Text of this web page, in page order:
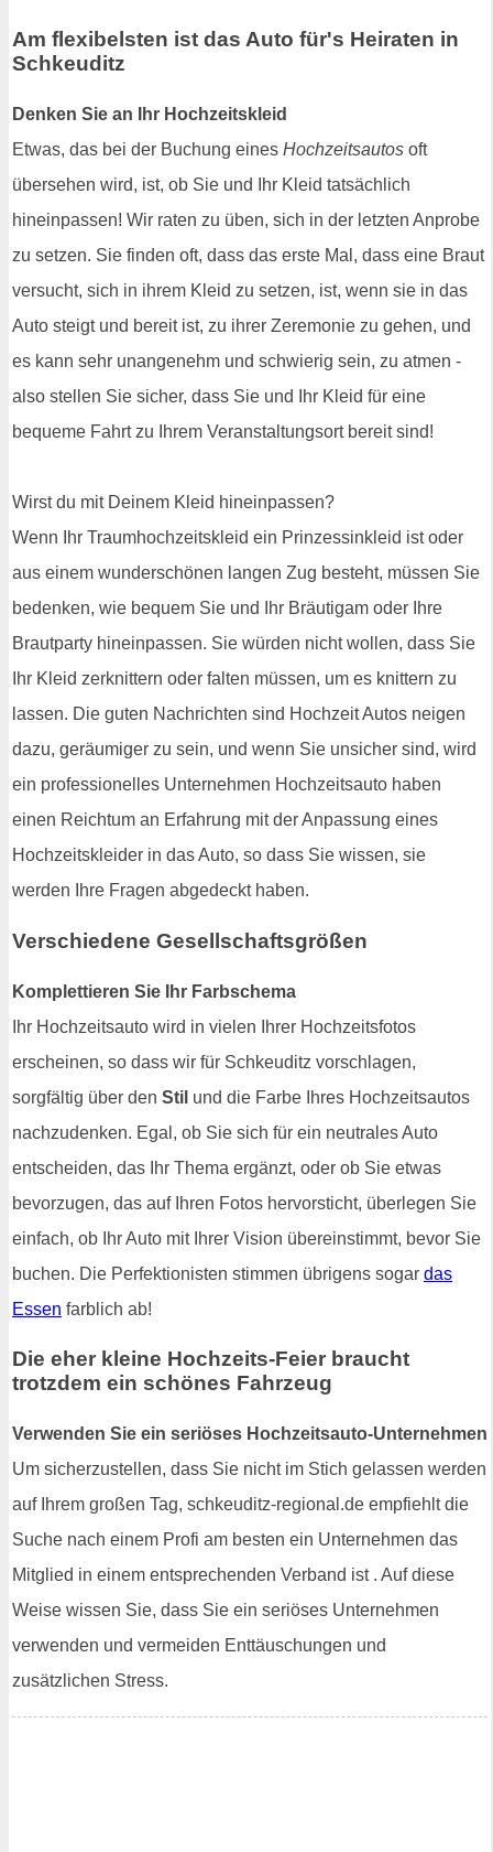
Am flexibelsten ist das Auto für's Heiraten in
Schkeuditz
Denken Sie an Ihr Hochzeitskleid
Etwas, das bei der Buchung eines Hochzeitsautos oft
übersehen wird, ist, ob Sie und Ihr Kleid tatsächlich
hineinpassen! Wir raten zu üben, sich in der letzten Anprobe
zu setzen. Sie finden oft, dass das erste Mal, dass eine Braut
versucht, sich in ihrem Kleid zu setzen, ist, wenn sie in das
Auto steigt und bereit ist, zu ihrer Zeremonie zu gehen, und
es kann sehr unangenehm und schwierig sein, zu atmen -
also stellen Sie sicher, dass Sie und Ihr Kleid für eine
bequeme Fahrt zu Ihrem Veranstaltungsort bereit sind!
Wirst du mit Deinem Kleid hineinpassen?
Wenn Ihr Traumhochzeitskleid ein Prinzessinkleid ist oder
aus einem wunderschönen langen Zug besteht, müssen Sie
bedenken, wie bequem Sie und Ihr Bräutigam oder Ihre
Brautparty hineinpassen. Sie würden nicht wollen, dass Sie
Ihr Kleid zerknittern oder falten müssen, um es knittern zu
lassen. Die guten Nachrichten sind Hochzeit Autos neigen
dazu, geräumiger zu sein, und wenn Sie unsicher sind, wird
ein professionelles Unternehmen Hochzeitsauto haben
einen Reichtum an Erfahrung mit der Anpassung eines
Hochzeitskleider in das Auto, so dass Sie wissen, sie
werden Ihre Fragen abgedeckt haben.
Verschiedene Gesellschaftsgrößen
Komplettieren Sie Ihr Farbschema
Ihr Hochzeitsauto wird in vielen Ihrer Hochzeitsfotos
erscheinen, so dass wir für Schkeuditz vorschlagen,
sorgfältig über den Stil und die Farbe Ihres Hochzeitsautos
nachzudenken. Egal, ob Sie sich für ein neutrales Auto
entscheiden, das Ihr Thema ergänzt, oder ob Sie etwas
bevorzugen, das auf Ihren Fotos hervorsticht, überlegen Sie
einfach, ob Ihr Auto mit Ihrer Vision übereinstimmt, bevor Sie
buchen. Die Perfektionisten stimmen übrigens sogar das
Essen farblich ab!
Die eher kleine Hochzeits-Feier braucht
trotzdem ein schönes Fahrzeug
Verwenden Sie ein seriöses Hochzeitsauto-Unternehmen
Um sicherzustellen, dass Sie nicht im Stich gelassen werden
auf Ihrem großen Tag, schkeuditz-regional.de empfiehlt die
Suche nach einem Profi am besten ein Unternehmen das
Mitglied in einem entsprechenden Verband ist . Auf diese
Weise wissen Sie, dass Sie ein seriöses Unternehmen
verwenden und vermeiden Enttäuschungen und
zusätzlichen Stress.